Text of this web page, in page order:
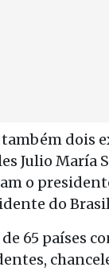
também
Julio María
o
do
65 países